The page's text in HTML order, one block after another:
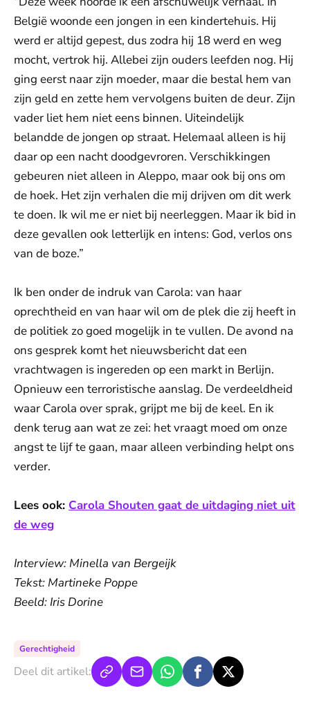
België woonde een jongen in een kindertehuis. Hij
werd er altijd gepest, dus zodra hij 18 werd en weg
mocht, vertrok hij. Allebei zijn ouders leefden nog. Hij
ging eerst naar zijn moeder, maar die bestal hem van
zijn geld en zette hem vervolgens buiten de deur. Zijn
vader liet hem niet eens binnen. Uiteindelijk
belandde de jongen op straat. Helemaal alleen is hij
daar op een nacht doodgevroren. Verschikkingen
gebeuren niet alleen in Aleppo, maar ook bij ons om
de hoek. Het zijn verhalen die mij drijven om dit werk
te doen. Ik wil me er niet bij neerleggen. Maar ik bid in
deze gevallen ook letterlijk en intens: God, verlos ons
van de boze.”
Ik ben onder de indruk van Carola: van haar
oprechtheid en van haar wil om de plek die zij heeft in
de politiek zo goed mogelijk in te vullen. De avond na
ons gesprek komt het nieuwsbericht dat een
vrachtwagen is ingereden op een markt in Berlijn.
Opnieuw een terroristische aanslag. De verdeeldheid
waar Carola over sprak, grijpt me bij de keel. En ik
denk terug aan wat ze zei: het vraagt moed om onze
angst te lijf te gaan, maar alleen verbinding helpt ons
verder.
Lees ook: Carola Shouten gaat de uitdaging niet uit
de weg
Interview: Minella van Bergeijk
Tekst: Martineke Poppe
Beeld: Iris Dorine
Gerechtigheid
Deel dit artikel: